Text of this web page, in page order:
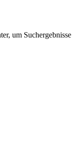
um Suchergebnisse